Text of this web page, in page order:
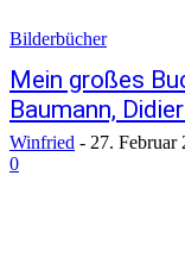
Bilderbücher
Mein großes
Baumann,
Winfried - 27. Februar
0